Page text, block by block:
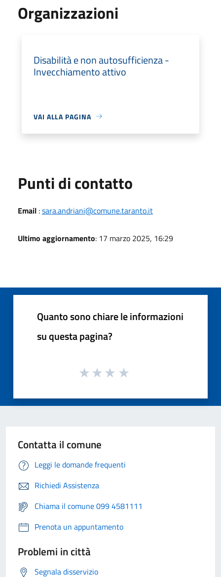
Organizzazioni
Disabilità e non autosufficienza -
Invecchiamento attivo
VAI ALLA PAGINA
Punti di contatto
Email :sara.andriani@comune.taranto.it
Ultimo aggiornamento: 17 marzo 2025, 16:29
Quanto sono chiare le informazioni
su questa pagina?
Contatta il comune
Leggi le domande frequenti
Richiedi Assistenza
Chiama il comune 099 4581111
Prenota un appuntamento
Problemi in città
Segnala disservizio